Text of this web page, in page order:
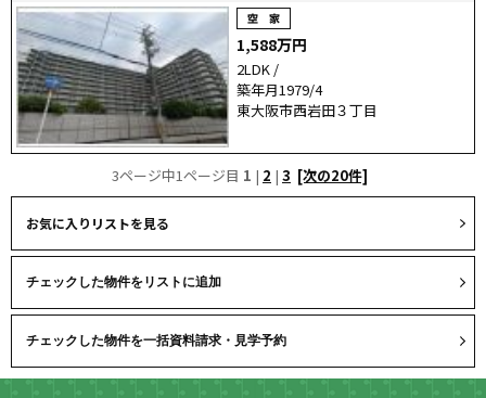
1,588万円
2LDK /
築年月1979/4
東大阪市西岩田３丁目
3ページ中1ページ目 1 | 2 | 3 [次の20件]
お気に入りリストを見る